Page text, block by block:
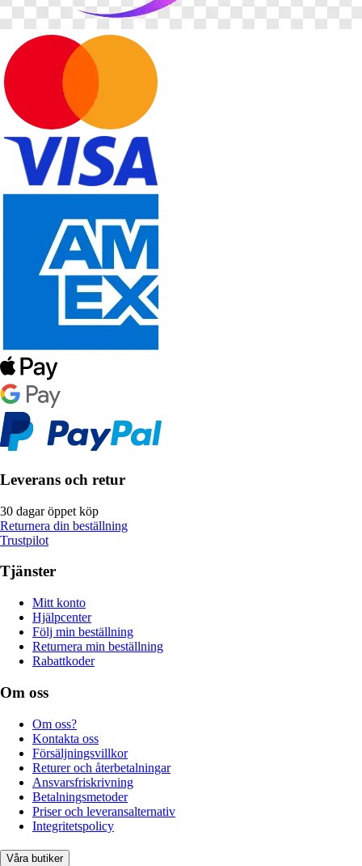
Leverans och retur
30 dagar öppet köp
Returnera din beställning
Trustpilot
Tjänster
Mitt konto
Hjälpcenter
Följ min beställning
Returnera min beställning
Rabattkoder
Om oss
Om oss?
Kontakta oss
Försäljningsvillkor
Returer och återbetalningar
Ansvarsfriskrivning
Betalningsmetoder
Priser och leveransalternativ
Integritetspolicy
Våra butiker